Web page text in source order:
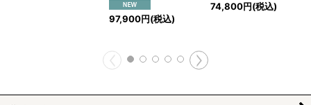
97,900円(税込)
74,800円(税込)